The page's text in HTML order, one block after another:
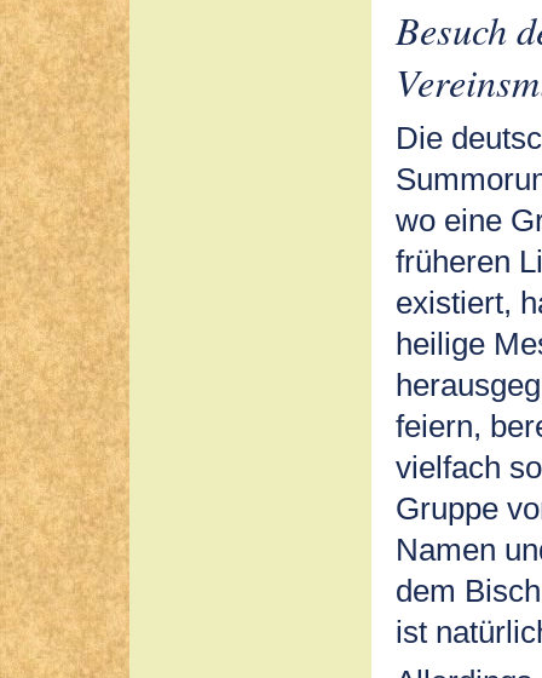
Besuch
Die
wo eine
früheren
existiert,
heilige
feiern,
vielfach
Gruppe
Namen
dem
ist